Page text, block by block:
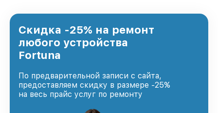
Скидка -25% на ремонт
любого устройства
Fortuna
По предварительной записи с сайта,
предоставляем скидку в размере -25%
на весь прайс услуг по ремонту